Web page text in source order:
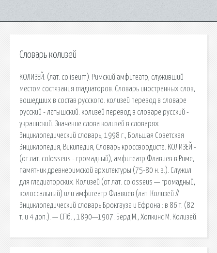
Словарь колизей
КОЛИЗЕЙ. (лат. coliseum). Римский амфитеатр, служивший
местом состязания гладиаторов. Словарь иностранных слов,
вошедших в состав русского. колизей перевод в словаре
русский - латышский. колизей перевод в словаре русский -
украинский. Значение слова колизей в словарях
Энциклопедический словарь, 1998 г., Большая Советская
Энциклопедия, Википедия, Словарь кроссвордиста. КОЛИЗЕЙ -
(от лат. colosseus - громадный), амфитеатр Флавиев в Риме,
памятник древнеримской архитектуры (75-80 н. э.). Служил
для гладиаторских. Колизей (от лат. colosseus — громадный,
колоссальный) или амфитеатр Флавиев (лат. Колизей //
Энциклопедический словарь Брокгауза и Ефрона : в 86 т. (82
т. и 4 доп.). — СПб. , 1890—1907. Берд М., Хопкинс М. Колизей.